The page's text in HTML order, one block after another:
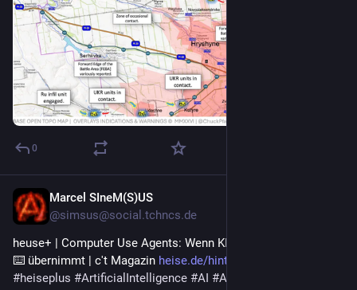
0
Marcel SIneM(S)US
@simsus@social.tchncs.de
heuse+ | Computer Use Agents: Wenn KI Maus 🖱️ und Tastatur
⌨️ übernimmt | c't Magazin heise.de/hintergrund/Computer-
#heiseplus #ArtificialIntelligence #AI #AIagent